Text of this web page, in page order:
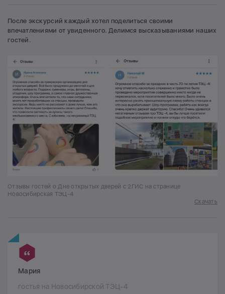
После экскурсий каждый хотел поделиться своими
впечатлениями от увиденного. Делимся высказываниями наших
гостей.
Отзывы гостей о Дне открытых дверей с 2ГИС на странице
Новосибирская ТЭЦ-4
Скачать
Мария
гостья на Новосибирской ТЭЦ-4